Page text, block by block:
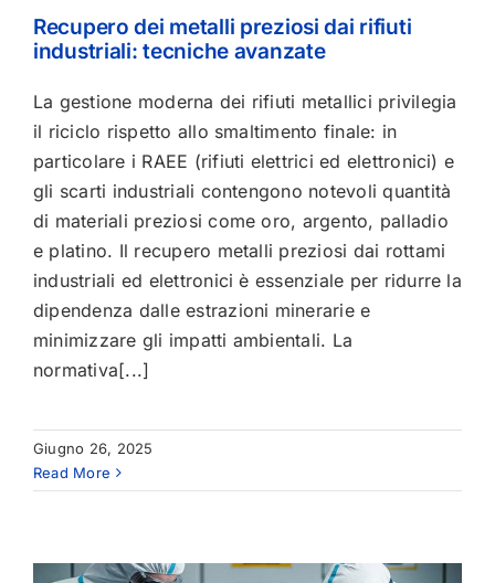
Recupero dei metalli preziosi dai rifiuti
industriali: tecniche avanzate
La gestione moderna dei rifiuti metallici privilegia
il riciclo rispetto allo smaltimento finale: in
particolare i RAEE (rifiuti elettrici ed elettronici) e
gli scarti industriali contengono notevoli quantità
di materiali preziosi come oro, argento, palladio
e platino. Il recupero metalli preziosi dai rottami
industriali ed elettronici è essenziale per ridurre la
dipendenza dalle estrazioni minerarie e
minimizzare gli impatti ambientali. La
normativa[...]
Giugno 26, 2025
Read More